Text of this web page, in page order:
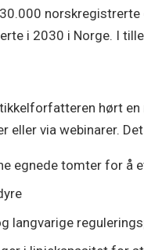
norskregistrerte
i 2030 i Norge. I
hørt
eller via webinarer.
egnede tomter for å
langvarige